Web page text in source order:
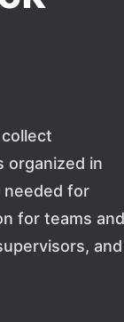
organized in
needed for
for teams and
and